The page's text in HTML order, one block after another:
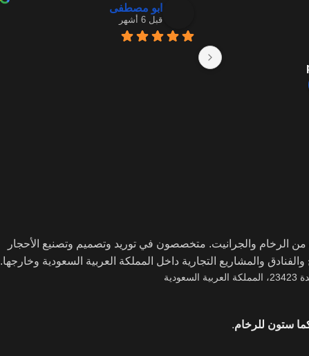
ابو مصطفى
قبل 6 أشهر
فاخرة من الرخام والجرانيت. متخصصون في توريد وتصميم وتصنيع الأحجار
والفنادق والمشاريع التجارية داخل المملكة العربية السعودية وخارجها.
ستون للرخام.